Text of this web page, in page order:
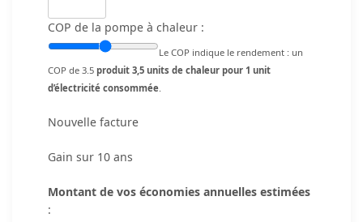
COP de la pompe à chaleur :
Le COP indique le rendement : un
COP de 3.5 produit 3,5 units de chaleur pour 1 unit
d’électricité consommée.
Nouvelle facture
Gain sur 10 ans
Montant de vos économies annuelles estimées
: